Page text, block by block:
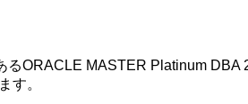
ORACLE MASTER Platinum
す。